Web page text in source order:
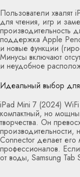
Пользователи хвалят
для чтения, игр и
производительность
поддержка Apple
и новые функции
Минусы включают
и неудобное
Идеальный выбор
iPad Mini 7 (2024)
компактный, но
творчества. Он
производительности,
Connector делает
профессионалов.
от воды, Samsung